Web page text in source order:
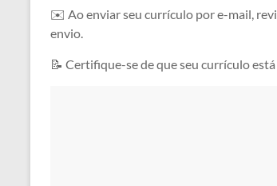
✉️ Ao enviar seu currículo por e-mail,
envio.
📝 Certifique-se de que seu currículo